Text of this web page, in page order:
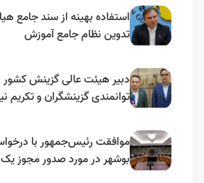
استفاده بهینه از سند جامع
تدوین نظام جامع آموزش
دبیر هیئت عالی گزینش کشور
توانمندی گزینشگران و تکریم
موافقت رئیس‌جمهور با
بوشهر در مورد صدور مجوز